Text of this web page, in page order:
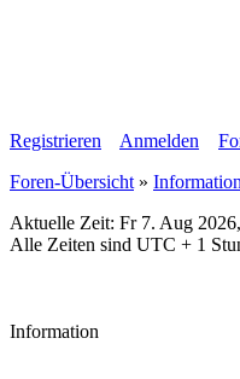
Registrieren Anmelden
Foren-Übersicht » Information
Aktuelle Zeit: Fr 7. Aug
Alle Zeiten sind UTC + 1
Information